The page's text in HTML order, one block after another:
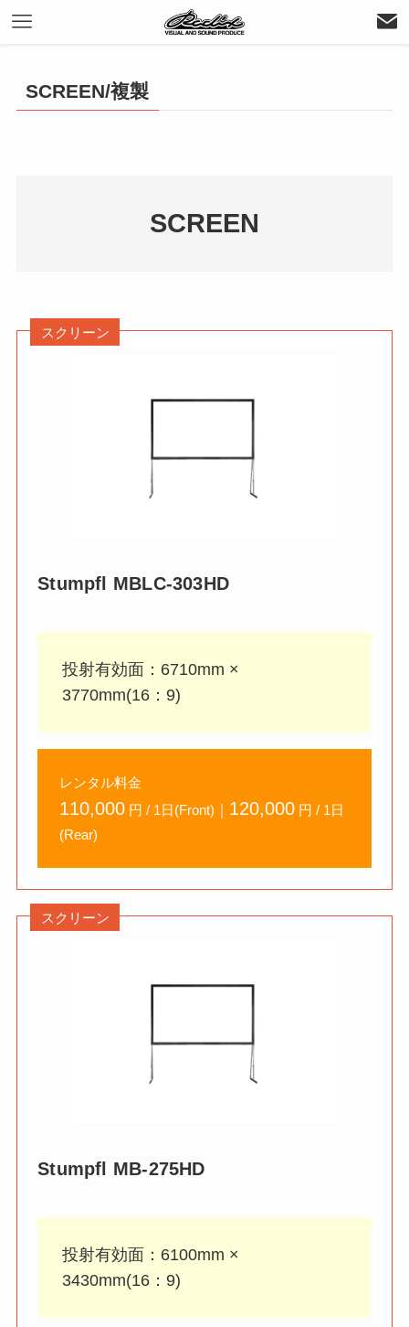
SCREEN/複製
SCREEN
スクリーン
Stumpfl MBLC-303HD
投射有効面：6710mm ×
3770mm(16：9)
レンタル料金
110,000 円 / 1日(Front) ｜ 120,000 円 / 1日
(Rear)
スクリーン
Stumpfl MB-275HD
投射有効面：6100mm ×
3430mm(16：9)